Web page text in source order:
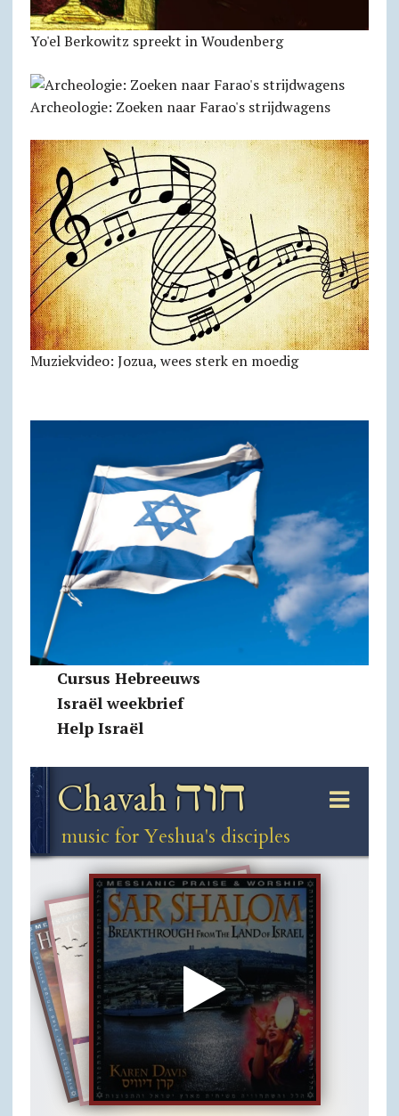
Yo'el Berkowitz spreekt in Woudenberg
Archeologie: Zoeken naar Farao's strijdwagens
Muziekvideo: Jozua, wees sterk en moedig
Cursus Hebreeuws
Israël weekbrief
Help Israël